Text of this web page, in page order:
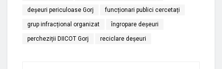
deșeuri periculoase Gorj funcționari publici cercetați
grup infracțional organizat îngropare deșeuri
percheziții DIICOT Gorj reciclare deșeuri